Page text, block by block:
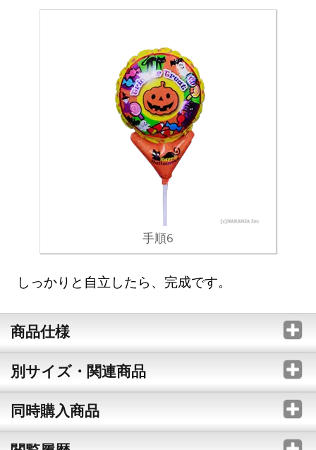
手順6
しっかりと自立したら、完成です。
商品仕様
別サイズ・関連商品
同時購入商品